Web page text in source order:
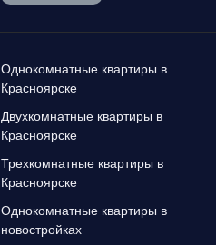
Однокомнатные квартиры в
Красноярске
Двухкомнатные квартиры в
Красноярске
Трехкомнатные квартиры в
Красноярске
Однокомнатные квартиры в
новостройках